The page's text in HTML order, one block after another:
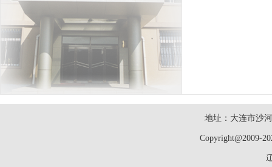
地址：大连市沙
Copyright@2009-